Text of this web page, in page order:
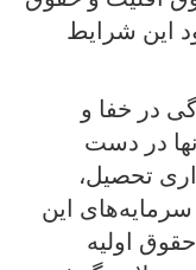
این شرایط
در خفا و
در دست
تحصیل،
این
اولیه